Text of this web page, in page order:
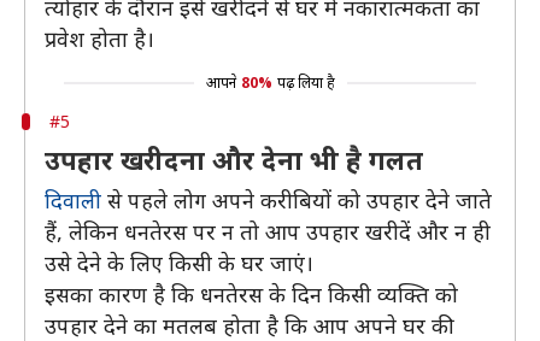
त्योहार के दौरान इसे खरीदने से घर में नकारात्मकता का
प्रवेश होता है।
आपने 80% पढ़ लिया है
#5
उपहार खरीदना और देना भी है गलत
दिवाली से पहले लोग अपने करीबियों को उपहार देने जाते
हैं, लेकिन धनतेरस पर न तो आप उपहार खरीदें और न ही
उसे देने के लिए किसी के घर जाएं।
इसका कारण है कि धनतेरस के दिन किसी व्यक्ति को
उपहार देने का मतलब होता है कि आप अपने घर की